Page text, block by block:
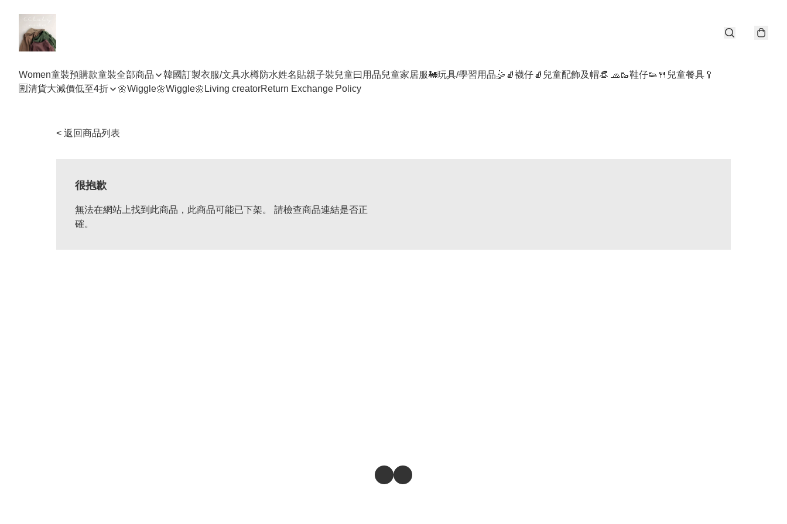
Women童裝預購款童裝全部商品 韓國訂製衣服/文具水樽防水姓名貼親子裝兒童曰用品兒童家居服🚂玩具/學習用品🤹 🧦襪仔🧦 兒童配飾及帽👒 🧢🥾鞋仔👟 🍴兒童餐具🥄
🈹清貨大減價低至4折
🌼Wiggle🌼Wiggle🌼 Living creatorReturn Exchange Policy
< 返回商品列表
很抱歉
無法在網站上找到此商品，此商品可能已下架。 請檢查商品連結是否正
確。